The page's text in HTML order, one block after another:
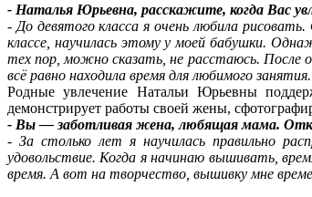
- Наталья Юрьевна, расскажите, когда Вас
- До девятого класса я очень любила
классе, научилась этому у моей бабушки.
тех пор, можно сказать, не расстаюсь. После
всё равно находила время для любимого
Родные увлечение Натальи Юрьевны
демонстрирует работы своей жены,
- Вы — заботливая жена, любящая мама.
- За столько лет я научилась правильно
удовольствие. Когда я начинаю вышивать,
время. А вот на творчество, вышивку мне